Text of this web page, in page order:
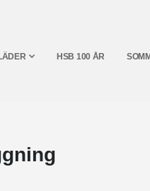
HSB 100 ÅR